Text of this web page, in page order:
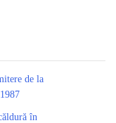
de la
în